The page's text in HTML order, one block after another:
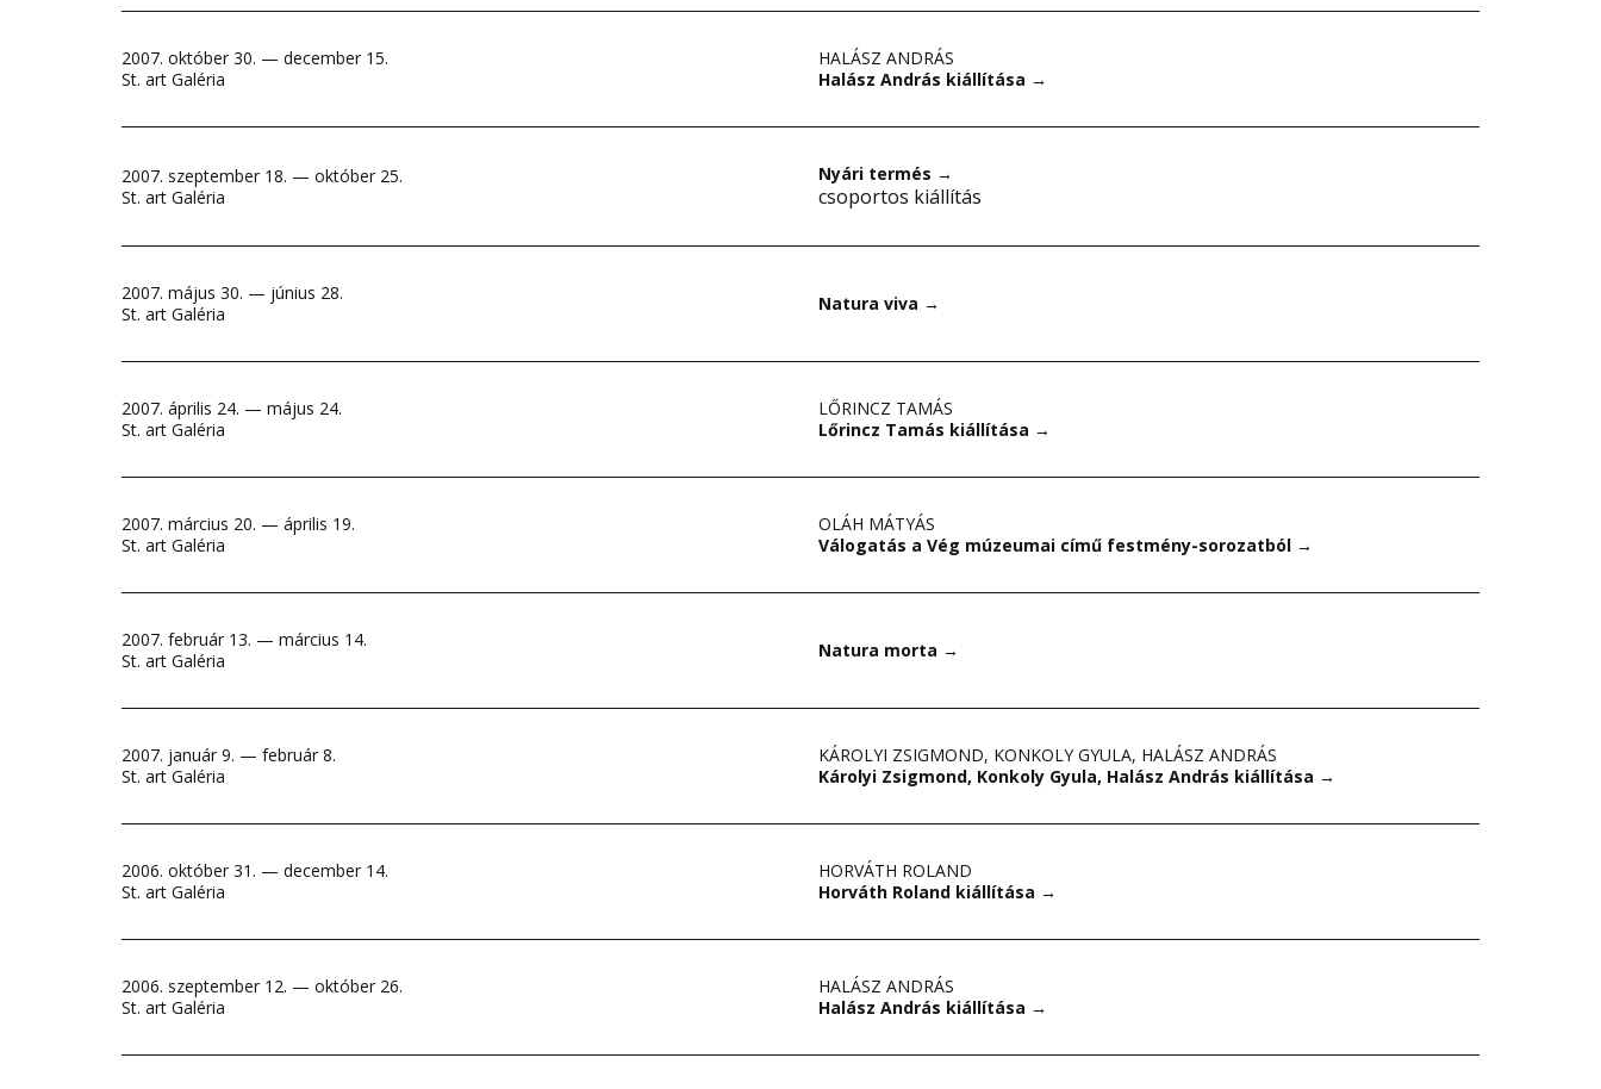
2007. október 30. — december 15.
St. art Galéria
HALÁSZ ANDRÁS
Halász András kiállítása →
2007. szeptember 18. — október 25.
St. art Galéria
Nyári termés →
csoportos kiállítás
2007. május 30. — június 28.
St. art Galéria
Natura viva →
2007. április 24. — május 24.
St. art Galéria
LŐRINCZ TAMÁS
Lőrincz Tamás kiállítása →
2007. március 20. — április 19.
St. art Galéria
OLÁH MÁTYÁS
Válogatás a Vég múzeumai című festmény-sorozatból →
2007. február 13. — március 14.
St. art Galéria
Natura morta →
2007. január 9. — február 8.
St. art Galéria
KÁROLYI ZSIGMOND, KONKOLY GYULA, HALÁSZ ANDRÁS
Károlyi Zsigmond, Konkoly Gyula, Halász András kiállítása →
2006. október 31. — december 14.
St. art Galéria
HORVÁTH ROLAND
Horváth Roland kiállítása →
2006. szeptember 12. — október 26.
St. art Galéria
HALÁSZ ANDRÁS
Halász András kiállítása →